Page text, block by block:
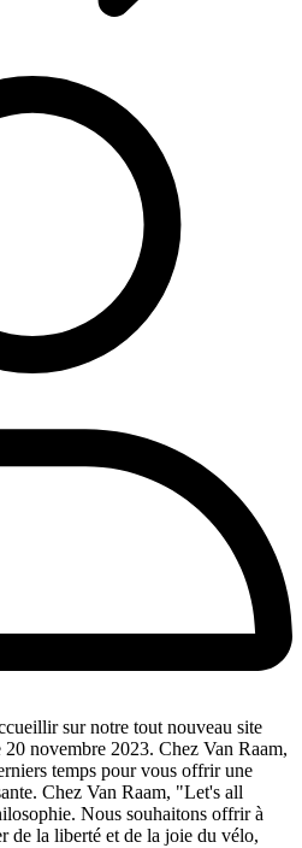
sur notre tout nouveau site
novembre 2023. Chez Van Raam,
temps pour vous offrir une
Chez Van Raam, "Let's all
Nous souhaitons offrir à
de la liberté et de la joie du vélo,